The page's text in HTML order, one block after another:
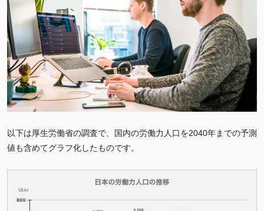
以下は厚生労働省の調査で、国内の労働力人口を2040年までの予測
値も含めてグラフ化したものです。